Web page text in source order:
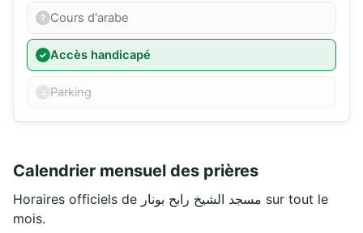
Cours d'arabe
Accès handicapé
Parking
Calendrier mensuel des prières
Horaires officiels de مسجد الشيخ رابح بونار sur tout le
mois.